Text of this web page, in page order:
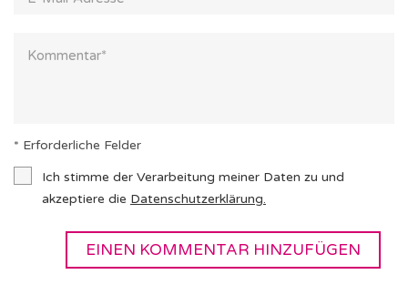
* Erforderliche Felder
Ich stimme der Verarbeitung meiner Daten zu und
akzeptiere die Datenschutzerklärung.